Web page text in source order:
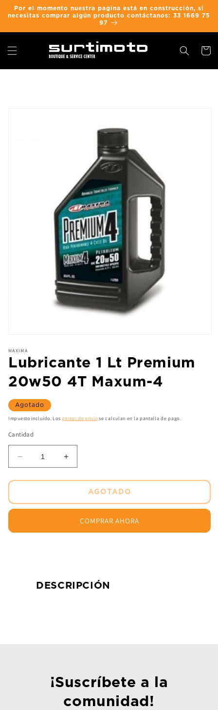
directamente
al contenido
Por el momento nuestra pagina está en construcción, si
necesitas comprar algún producto contáctanos: 33 1669 75
97
Carrito
MAXIMA
Lubricante 1 Lt Premium
20w50 4T Maxum-4
Agotado
Impuesto incluido. Losgastos de envío se calculan en la pantalla de pago.
Cantidad
Reducir
cantidad
para
1
Lt
20w50
Aumentar
cantidad
para
Lubricante
1
Lt
Premium
20w50
AGOTADO
COMPRAR AHORA
DESCRIPCIÓN
¡Suscríbete a la
comunidad!